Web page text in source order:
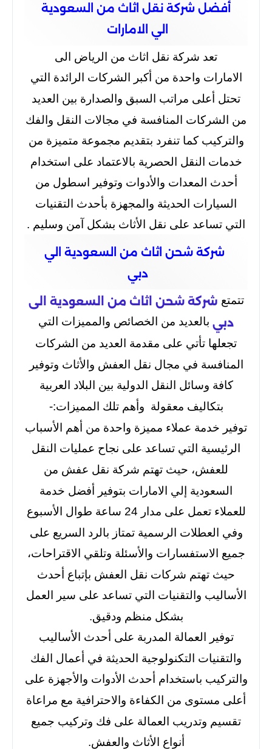
أفضل شركة نقل اثاث من السعودية
الي الامارات
تعد شركة نقل اثاث من الرياض الى
الامارات واحدة من أكبر الشركات الرائدة التي
تحتل أعلى مراتب السبق والصدارة بين العديد
من الشركات المنافسة في مجالات النقل والفك
والتركيب كما تنفرد بتقديم مجموعة متميزة من
خدمات النقل الحصرية بالاعتماد على استخدام
أحدث المعدات والأدوات وتوفير اسطول من
السيارات الحديثة والمجهزة بأحدث التقنيات
التي تساعد على نقل الأثاث بشكل آمن وسليم .
شركة شحن اثاث من السعودية الي
دبي
تتمتع شركة شحن اثاث من السعودية الى
دبي بالعديد من الخصائص والمميزات التي
تجعلها تأتي على مقدمة العديد من الشركات
المنافسة في مجال نقل العفش والأثاث وتوفير
كافة وسائل النقل الدولية بين البلاد العربية
بتكاليف معقولة وأهم تلك المميزات:-
توفير خدمة عملاء مميزة واحدة من أهم الأسباب
الرئيسية التي تساعد على نجاح عمليات النقل
للعفش، حيث تهتم شركة نقل عفش من
السعودية إلي الامارات بتوفير أفضل خدمة
للعملاء تعمل على مدار 24 ساعة طوال الأسبوع
وفي العطلات الرسمية تمتاز بالرد السريع على
جميع الاستفسارات والأسئلة وتلقي الاقتراحات،
حيث تهتم شركات نقل العفش بإتباع أحدث
الأساليب والتقنيات التي تساعد على سير العمل
بشكل منظم ودقيق.
توفير العمالة المدربة على أحدث الأساليب
والتقنيات التكنولوجية الحديثة في أعمال الفك
والتركيب باستخدام أحدث الأدوات والأجهزة على
أعلى مستوى من الكفاءة والاحترافية مع مراعاة
تقسيم وتدريب العمالة على فك وتركيب جميع
أنواع الأثاث والعفش.